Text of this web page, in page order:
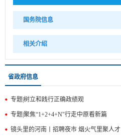
国务院信息
相关介绍
省政府信息
专题|树立和践行正确政绩观
专题|聚焦“1+2+4+N"行走中原看新篇
镜头里的河南丨招聘夜市 烟火气里聚人才